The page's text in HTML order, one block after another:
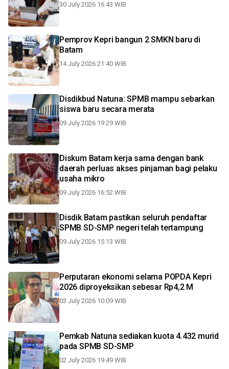
30 July 2026 16:43 WIB
Pemprov Kepri bangun 2 SMKN baru di
Batam
14 July 2026 21:40 WIB
Disdikbud Natuna: SPMB mampu sebarkan
siswa baru secara merata
09 July 2026 19:29 WIB
Diskum Batam kerja sama dengan bank
daerah perluas akses pinjaman bagi pelaku
usaha mikro
09 July 2026 16:52 WIB
Disdik Batam pastikan seluruh pendaftar
SPMB SD-SMP negeri telah tertampung
09 July 2026 15:13 WIB
Perputaran ekonomi selama POPDA Kepri
2026 diproyeksikan sebesar Rp4,2 M
03 July 2026 10:09 WIB
Pemkab Natuna sediakan kuota 4.432 murid
pada SPMB SD-SMP
02 July 2026 19:49 WIB